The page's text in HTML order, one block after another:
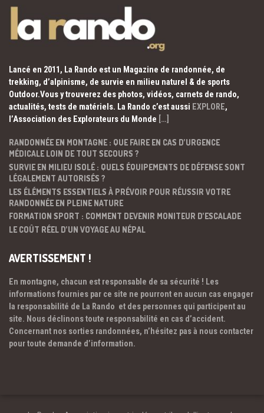
Lancé en 2011, La Rando est un Magazine de randonnée, de
trekking, d’alpinisme, de survie en milieu naturel & de sports
Outdoor.Vous y trouverez des photos, vidéos, carnets de rando,
actualités, tests de matériels. La Rando c’est aussi EXPLORE,
l’Association des Explorateurs du Monde […]
RANDONNÉE EN MONTAGNE : QUE FAIRE EN CAS D’URGENCE
MÉDICALE LOIN DE TOUT SECOURS ?
SURVIE EN MILIEU ISOLÉ : QUELS ÉQUIPEMENTS DE DÉFENSE SONT
LÉGALEMENT AUTORISÉS ?
LES ÉLÉMENTS ESSENTIELS À PRÉVOIR POUR RÉUSSIR VOTRE
RANDONNÉE EN PLEINE NATURE
FORMATION SPORT : COMMENT DEVENIR MONITEUR D’ESCALADE
LE COÛT RÉEL D’UN VOYAGE AU NÉPAL
AVERTISSEMENT !
En montagne, chacun est responsable de sa sécurité ! Les
informations fournies par ce site ne pourront en aucun cas engager
la responsabilité de La Rando et des personnes qui participent au
site. Nous déclinons toute responsabilité en cas d’accident.
Concernant nos sorties randonnées, n’hésitez pas à nous contacter
pour toute demande d’information.